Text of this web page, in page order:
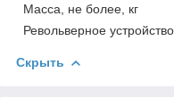
Масса, не более, кг
Револьверное устройство
Скрыть